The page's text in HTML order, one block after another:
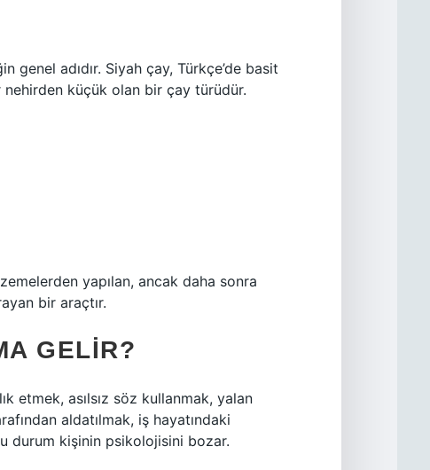
adıdır. Siyah çay, Türkçe’de basit
küçük olan bir çay türüdür.
yapılan, ancak daha sonra
bir araçtır.
GELIR?
etmek, asılsız söz kullanmak, yalan
aldatılmak, iş hayatındaki
durum kişinin psikolojisini bozar.